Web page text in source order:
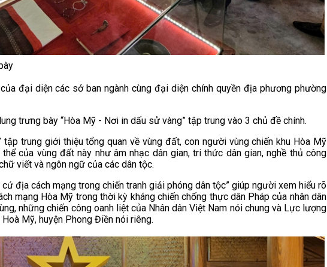
đại diện các sở ban ngành cùng đại diện chính quyền địa phương phường
trưng bày “Hòa Mỹ - Nơi in dấu sử vàng” tập trung vào 3 chủ đề chính.
trung giới thiệu tổng quan về vùng đất, con người vùng chiến khu Hòa Mỹ
của vùng đất này như âm nhạc dân gian, tri thức dân gian, nghề thủ công
viết và ngôn ngữ của các dân tộc.
địa cách mạng trong chiến tranh giải phóng dân tộc” giúp người xem hiểu rõ
mạng Hòa Mỹ trong thời kỳ kháng chiến chống thực dân Pháp của nhân dân
những chiến công oanh liệt của Nhân dân Việt Nam nói chung và Lực lượng
Mỹ, huyện Phong Điền nói riêng.